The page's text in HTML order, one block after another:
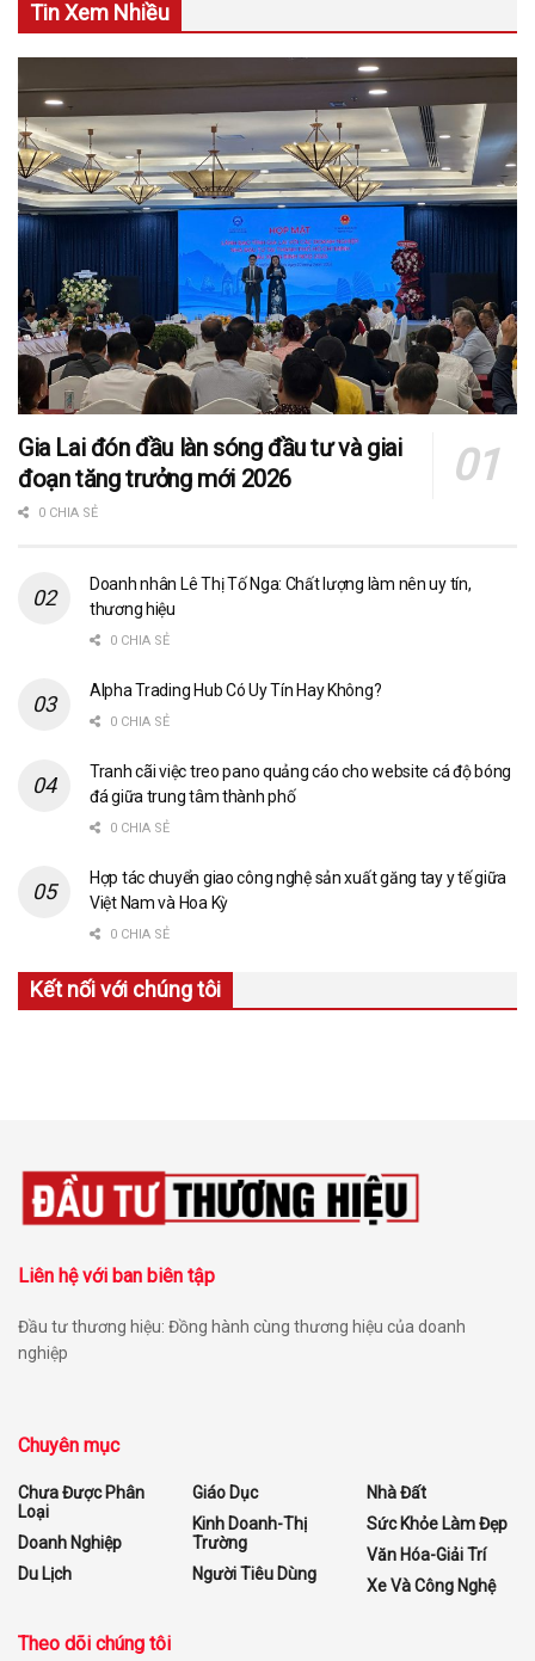
Tin Xem Nhiều
Gia Lai đón đầu làn sóng đầu tư và giai
đoạn tăng trưởng mới 2026
0 CHIA SẺ
Doanh nhân Lê Thị Tố Nga: Chất lượng làm nên uy tín,
thương hiệu
0 CHIA SẺ
Alpha Trading Hub Có Uy Tín Hay Không?
0 CHIA SẺ
Tranh cãi việc treo pano quảng cáo cho website cá độ bóng
đá giữa trung tâm thành phố
0 CHIA SẺ
Hợp tác chuyển giao công nghệ sản xuất găng tay y tế giữa
Việt Nam và Hoa Kỳ
0 CHIA SẺ
Kết nối với chúng tôi
Liên hệ với ban biên tập
Đầu tư thương hiệu: Đồng hành cùng thương hiệu của doanh
nghiệp
Chuyên mục
Chưa Được Phân
Loại
Doanh Nghiệp
Du Lịch
Giáo Dục
Kinh Doanh-Thị
Trường
Người Tiêu Dùng
Nhà Đất
Sức Khỏe Làm Đẹp
Văn Hóa-Giải Trí
Xe Và Công Nghệ
Theo dõi chúng tôi